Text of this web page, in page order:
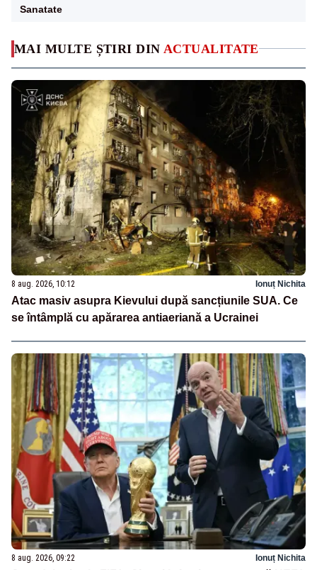
MAI MULTE ȘTIRI DIN ACTUALITATE
8 aug. 2026, 10:12 Ionuț Nichita
Atac masiv asupra Kievului după sancțiunile SUA. Ce
se întâmplă cu apărarea antiaeriană a Ucrainei
8 aug. 2026, 09:22 Ionuț Nichita
Sanatate